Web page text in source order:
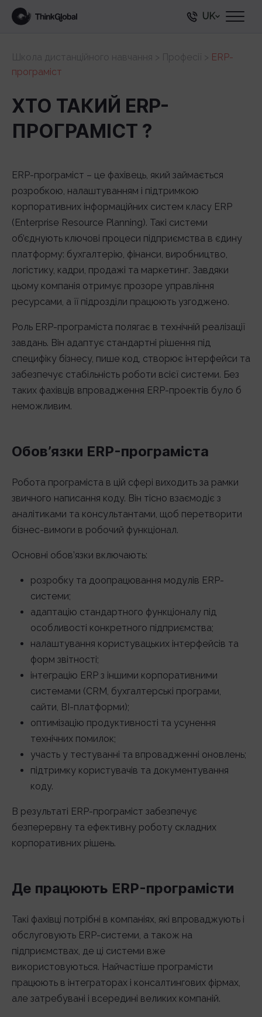
UK
Школа дистанційного навчання > Професії > ERP-
програміст
ХТО ТАКИЙ ERP-
ПРОГРАМІСТ ?
ERP-програміст – це фахівець, який займається
розробкою, налаштуванням і підтримкою
корпоративних інформаційних систем класу ERP
(Enterprise Resource Planning). Такі системи
об’єднують ключові процеси підприємства в єдину
платформу: бухгалтерію, фінанси, виробництво,
логістику, кадри, продажі та маркетинг. Завдяки
цьому компанія отримує прозоре управління
ресурсами, а її підрозділи працюють узгоджено.
Роль ERP-програміста полягає в технічній реалізації
завдань. Він адаптує стандартні рішення під
специфіку бізнесу, пише код, створює інтерфейси та
забезпечує стабільність роботи всієї системи. Без
таких фахівців впровадження ERP-проектів було б
неможливим.
Обов’язки ERP-програміста
Робота програміста в цій сфері виходить за рамки
звичного написання коду. Він тісно взаємодіє з
аналітиками та консультантами, щоб перетворити
бізнес-вимоги в робочий функціонал.
Основні обов’язки включають:
розробку та доопрацювання модулів ERP-
системи;
адаптацію стандартного функціоналу під
особливості конкретного підприємства;
налаштування користувацьких інтерфейсів та
форм звітності;
інтеграцію ERP з іншими корпоративними
системами (CRM, бухгалтерські програми,
сайти, BI-платформи);
оптимізацію продуктивності та усунення
технічних помилок;
участь у тестуванні та впровадженні оновлень;
підтримку користувачів та документування
коду.
В результаті ERP-програміст забезпечує
безперервну та ефективну роботу складних
корпоративних рішень.
Де працюють ERP-програмісти
Такі фахівці потрібні в компаніях, які впроваджують і
обслуговують ERP-системи, а також на
підприємствах, де ці системи вже
використовуються. Найчастіше програмісти
працюють в інтеграторах і консалтингових фірмах,
але затребувані і всередині великих компаній.